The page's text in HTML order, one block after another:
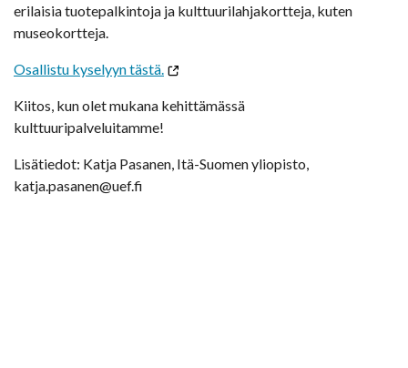
erilaisia tuotepalkintoja ja kulttuurilahjakortteja, kuten
museokortteja.
Osallistu kyselyyn tästä.
Kiitos, kun olet mukana kehittämässä
kulttuuripalveluitamme!
Lisätiedot: Katja Pasanen, Itä-Suomen yliopisto,
katja.pasanen@uef.fi